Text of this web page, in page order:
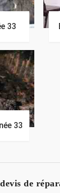
33
33
de